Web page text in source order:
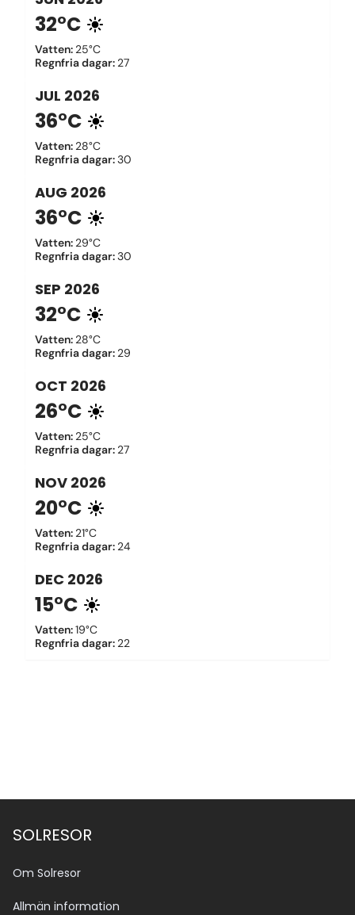
32°C
Vatten: 25°C
Regnfria dagar: 27
JUL 2026
36°C
Vatten: 28°C
Regnfria dagar:30
AUG 2026
36°C
Vatten: 29°C
Regnfria dagar:30
SEP 2026
32°C
Vatten: 28°C
Regnfria dagar: 29
OCT 2026
26°C
Vatten: 25°C
Regnfria dagar: 27
NOV 2026
20°C
Vatten: 21°C
Regnfria dagar: 24
DEC 2026
15°C
Vatten:19°C
Regnfria dagar: 22
SOLRESOR
Om Solresor
Allmän information